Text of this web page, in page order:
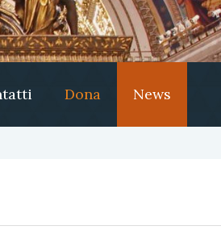
Dona News